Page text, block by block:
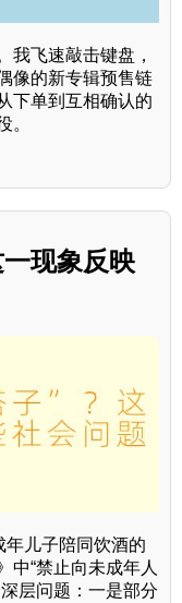
我飞速敲击键盘，
像的新专辑预售链
下单到互相确认的
。
现象反映
年儿子陪同饮酒的
中“禁止向未成年人
层问题：一是部分